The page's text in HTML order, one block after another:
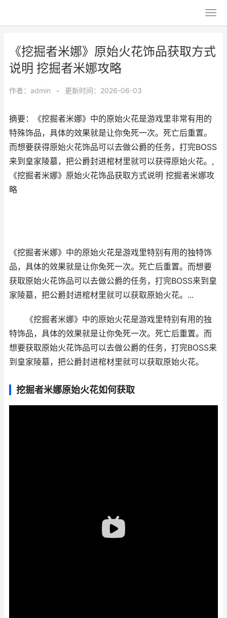
《挖掘者米娜》原始火花饰品获取方式
说明 挖掘者米娜攻略
作者： admin • 更新时间：2026-06-03
摘要：《挖掘者米娜》中的原始火花是游戏里非常有用的
特殊饰品，具体的效果就是让你免死一次。死亡后重置。
而想要获得原始火花饰品可以去做公爵的任务，打完BOSS
来到皇家陵墓，把公爵封进棺材里就可以获得原始火花。,
《挖掘者米娜》原始火花饰品获取方式说明 挖掘者米娜攻
略
《挖掘者米娜》中的原始火花是游戏里特别有用的独特饰
品，具体的效果就是让你免死一次。死亡后重置。而想要
获取原始火花饰品可以去做公爵的任务，打完BOSS来到皇
家陵墓，把公爵封进棺材里就可以获取原始火花。...
《挖掘者米娜》中的原始火花是游戏里特别有用的独
特饰品，具体的效果就是让你免死一次。死亡后重置。而
想要获取原始火花饰品可以去做公爵的任务，打完BOSS来
到皇家陵墓，把公爵封进棺材里就可以获取原始火花。
挖掘者米娜原始火花如何获取